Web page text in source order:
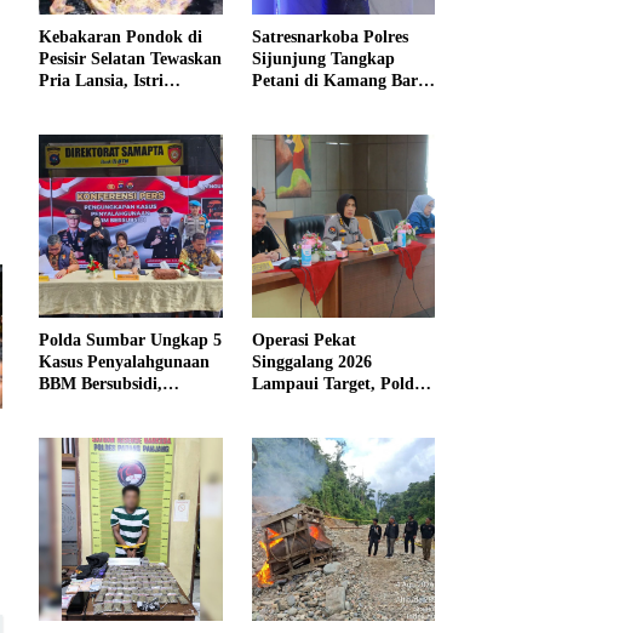
Kebakaran Pondok di
Pesisir Selatan Tewaskan
Pria Lansia, Istri
Satresnarkoba Polres
Sijunjung Tangkap
Petani di Kamang Baru,
Polda Sumbar Ungkap 5
Kasus Penyalahgunaan
BBM Bersubsidi,
Bio Solar
Operasi Pekat
Singgalang 2026
Lampaui Target, Polda
Kriminal